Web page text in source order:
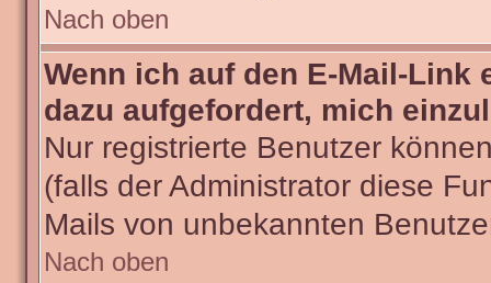
Nach oben
Wenn ich auf den E-Mail-
dazu aufgefordert, mich
Nur registrierte Benutzer
(falls der Administrator diese
Mails von unbekannten
Nach oben